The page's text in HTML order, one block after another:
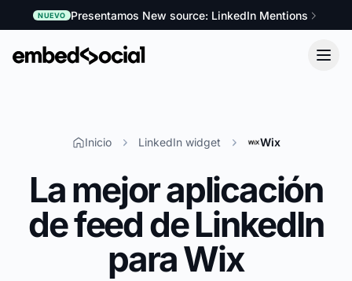
NUEVO Presentamos New source: LinkedIn Mentions
Inicio LinkedIn widget Wix
La mejor aplicación
de feed de LinkedIn
para Wix